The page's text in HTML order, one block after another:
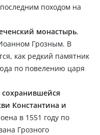
походом на
монастырь.
Грозным. В
как редкий памятник
по повелению царя
сохранившейся
Константина и
в 1551 году по
Грозного